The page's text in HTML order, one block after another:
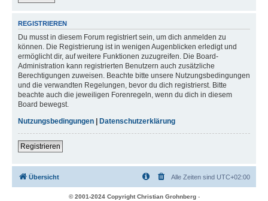
REGISTRIEREN
Du musst in diesem Forum registriert sein, um dich anmelden zu
können. Die Registrierung ist in wenigen Augenblicken erledigt und
ermöglicht dir, auf weitere Funktionen zuzugreifen. Die Board-
Administration kann registrierten Benutzern auch zusätzliche
Berechtigungen zuweisen. Beachte bitte unsere Nutzungsbedingungen
und die verwandten Regelungen, bevor du dich registrierst. Bitte
beachte auch die jeweiligen Forenregeln, wenn du dich in diesem
Board bewegst.
Nutzungsbedingungen
Datenschutzerklärung
Registrieren
Übersicht Alle Zeiten sind UTC+02:00
© 2001-2024 Copyright Christian Grohnberg-